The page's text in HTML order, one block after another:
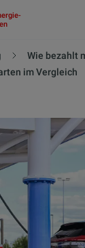
Inhalt
Wie bezahlt
im Vergleich